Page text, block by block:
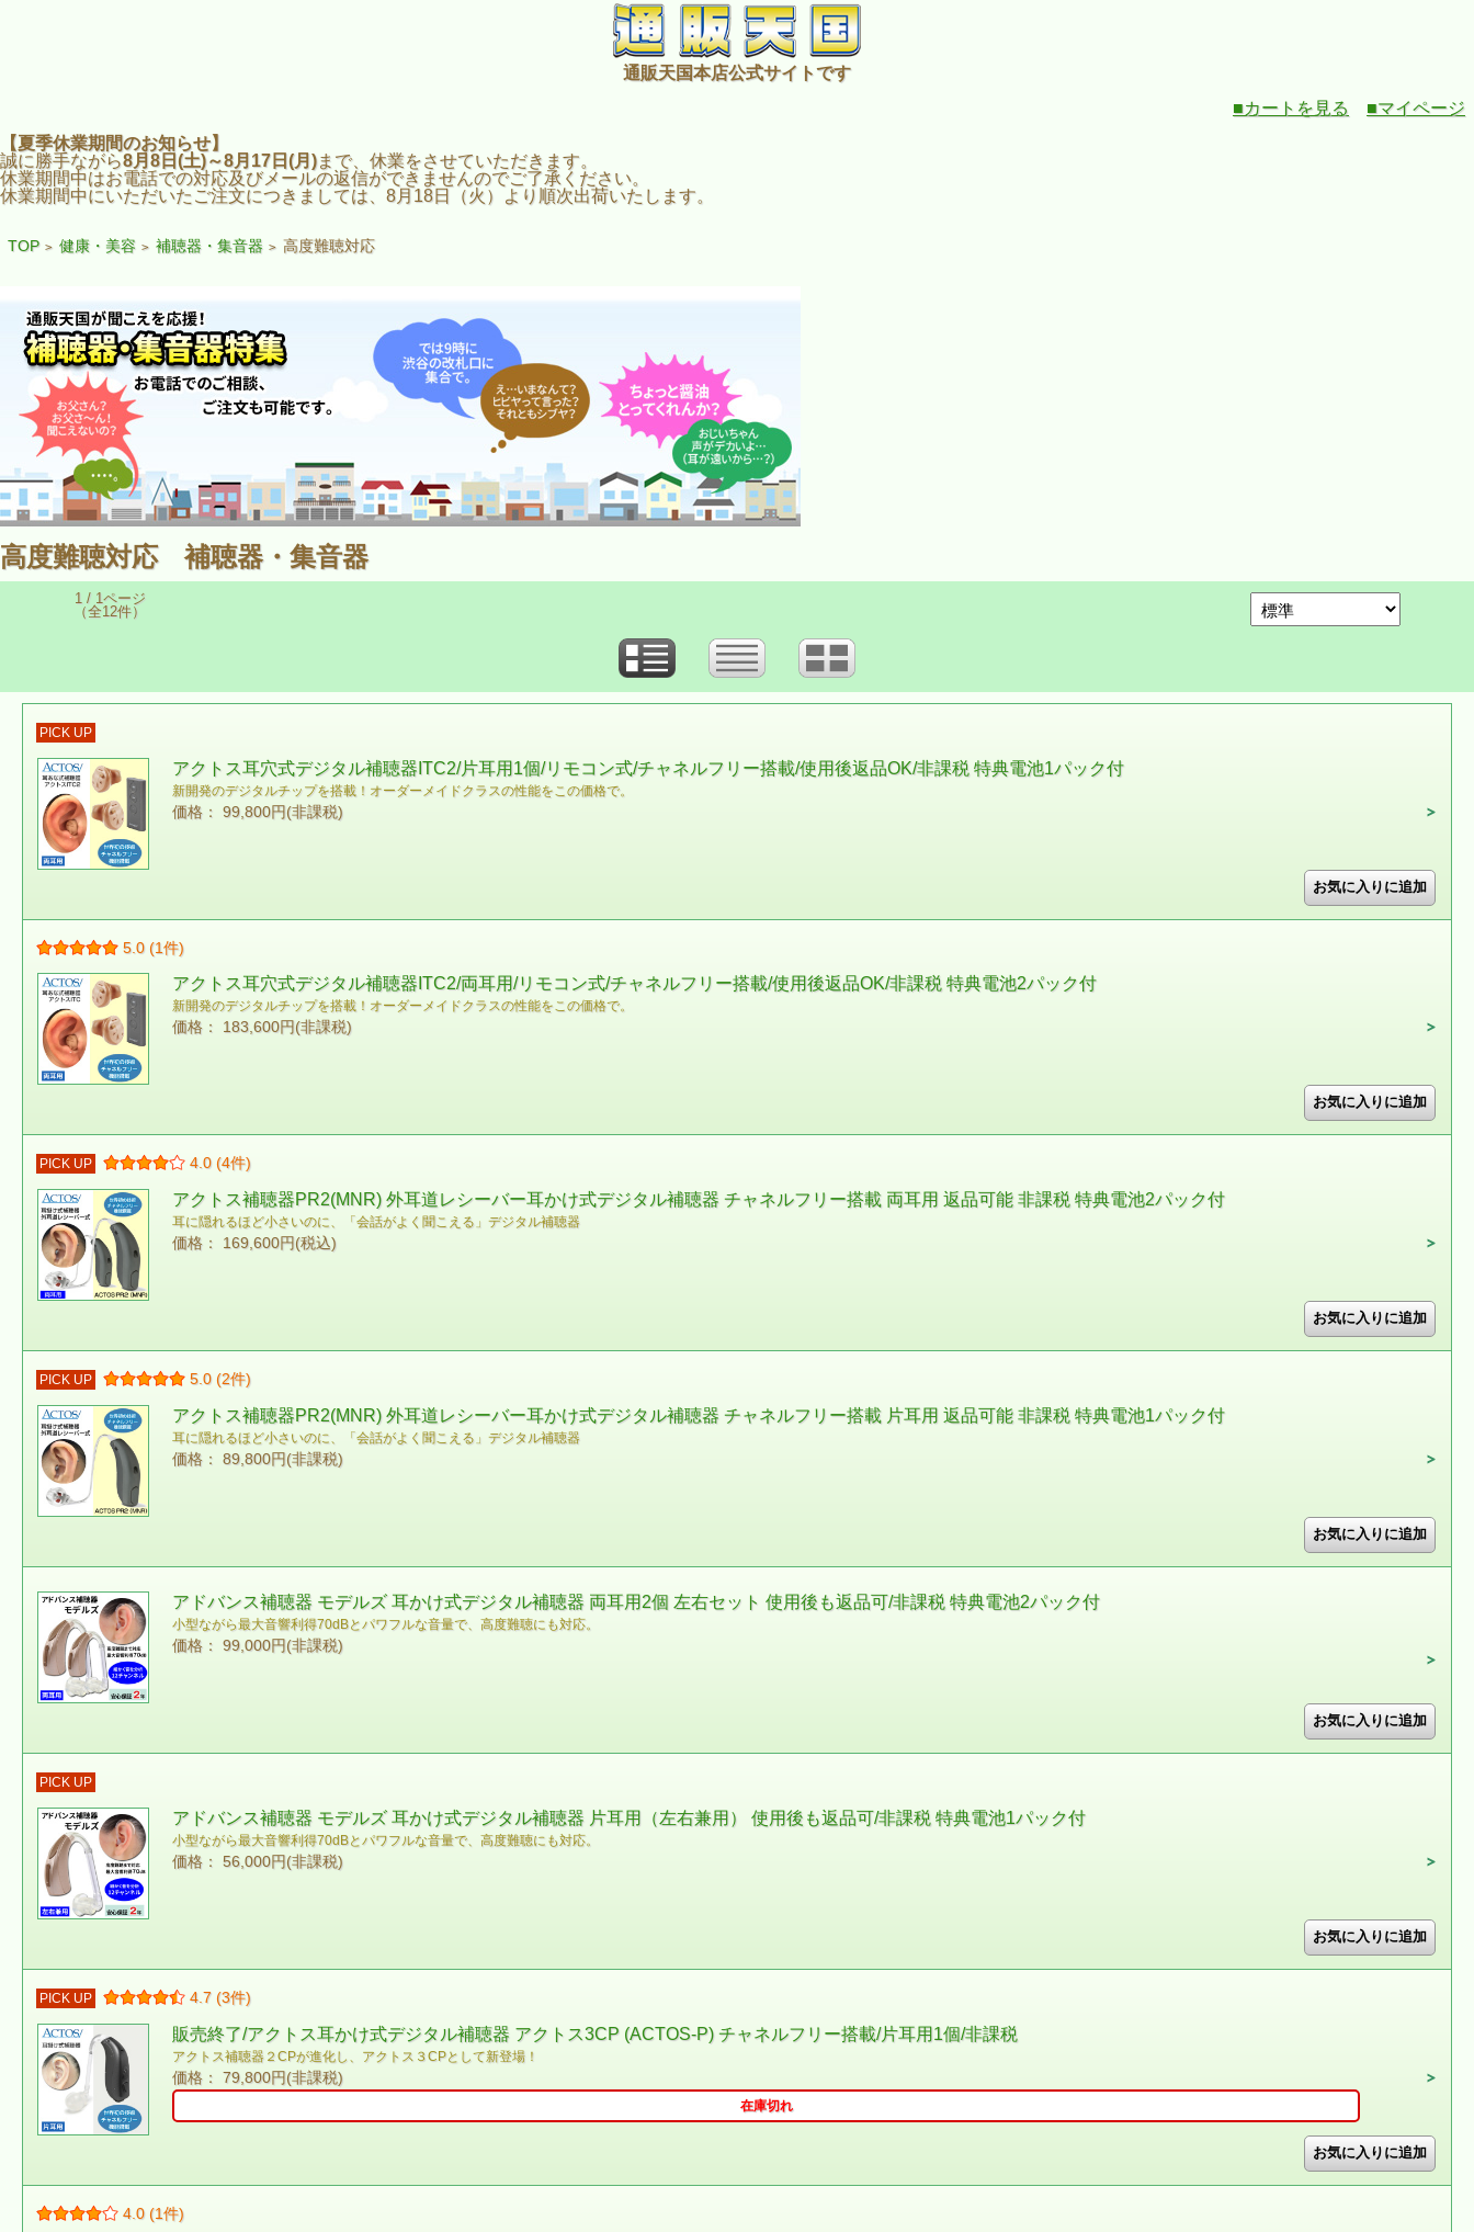
通販天国本店公式サイトです
■カートを見る
■マイページ
【夏季休業期間のお知らせ】
誠に勝手ながら8月8日(土)～8月17日(月)まで、休業をさせていただきます。
休業期間中はお電話での対応及びメールの返信ができませんのでご了承ください。
休業期間中にいただいたご注文につきましては、8月18日（火）より順次出荷いたします。
TOP > 健康・美容 > 補聴器・集音器 > 高度難聴対応
高度難聴対応 補聴器・集音器
1 / 1ページ
（全12件）
PICK UP
アクトス耳穴式デジタル補聴器ITC2/片耳用1個/リモコン式/チャネルフリー搭載/使用後返品OK/非課税 特典電池1パック付
新開発のデジタルチップを搭載！オーダーメイドクラスの性能をこの価格で。
価格： 99,800円(非課税)
5.0 (1件)
アクトス耳穴式デジタル補聴器ITC2/両耳用/リモコン式/チャネルフリー搭載/使用後返品OK/非課税 特典電池2パック付
新開発のデジタルチップを搭載！オーダーメイドクラスの性能をこの価格で。
価格： 183,600円(非課税)
PICK UP 4.0 (4件)
アクトス補聴器PR2(MNR) 外耳道レシーバー耳かけ式デジタル補聴器 チャネルフリー搭載 両耳用 返品可能 非課税 特典電池2パック付
耳に隠れるほど小さいのに、「会話がよく聞こえる」デジタル補聴器
価格： 169,600円(税込)
PICK UP 5.0 (2件)
アクトス補聴器PR2(MNR) 外耳道レシーバー耳かけ式デジタル補聴器 チャネルフリー搭載 片耳用 返品可能 非課税 特典電池1パック付
耳に隠れるほど小さいのに、「会話がよく聞こえる」デジタル補聴器
価格： 89,800円(非課税)
アドバンス補聴器 モデルズ 耳かけ式デジタル補聴器 両耳用2個 左右セット 使用後も返品可/非課税 特典電池2パック付
小型ながら最大音響利得70dBとパワフルな音量で、高度難聴にも対応。
価格： 99,000円(非課税)
PICK UP
アドバンス補聴器 モデルズ 耳かけ式デジタル補聴器 片耳用（左右兼用） 使用後も返品可/非課税 特典電池1パック付
小型ながら最大音響利得70dBとパワフルな音量で、高度難聴にも対応。
価格： 56,000円(非課税)
PICK UP 4.7 (3件)
販売終了/アクトス耳かけ式デジタル補聴器 アクトス3CP (ACTOS-P) チャネルフリー搭載/片耳用1個/非課税
アクトス補聴器２CPが進化し、アクトス３CPとして新登場！
価格： 79,800円(非課税)
在庫切れ
4.0 (1件)